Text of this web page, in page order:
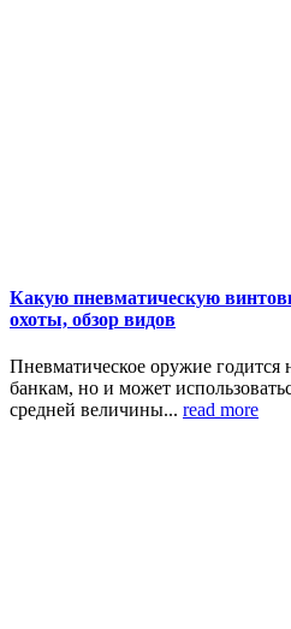
Какую пневматическую
охоты, обзор видов
Пневматическое оружие годится
банкам, но и может
средней величины... read more